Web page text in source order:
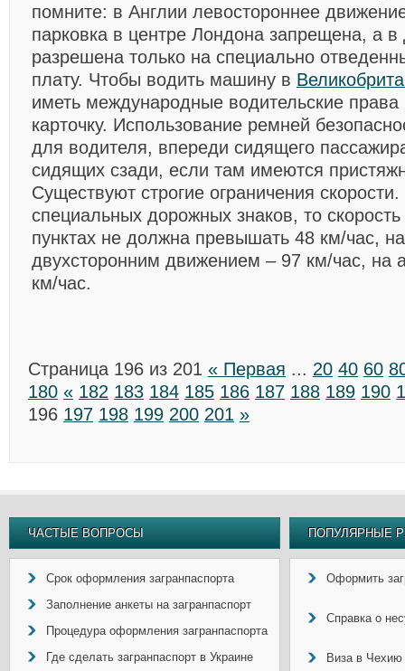
помните: в Англии левостороннее
парковка в центре Лондона запрещена, а в
разрешена только на специально
плату. Чтобы водить машину в
иметь международные водительские права
карточку. Использование ремней
для водителя, впереди сидящего
сидящих сзади, если там имеются
Существуют строгие ограничения
специальных дорожных знаков, то
пунктах не должна превышать 48 км/час,
двухсторонним движением – 97 км/час, на
км/час.
Страница 196 из 201 « Первая ... 20 40 60
180 « 182 183 184 185 186 187 188 189 190
196 197 198 199 200 201 »
ЧАСТЫЕ ВОПРОСЫ
Срок оформления загранпаспорта
Заполнение анкеты на загранпаспорт
Процедура оформления загранпаспорта
Где сделать загранпаспорт в Украине
ПОПУЛЯРНЫЕ
Оформить
Справка о
Виза в Чехию